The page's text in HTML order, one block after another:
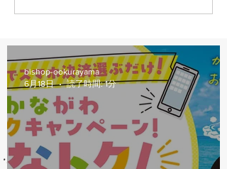
bishop-ookurayama
6月18日
読了時間: 1分